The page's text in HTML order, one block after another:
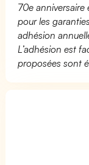
70e anniversaire
pour les
adhésion
L’adhésion est
proposées sont